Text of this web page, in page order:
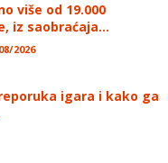
više od 19.000
iz saobraćaja...
2026
igara i kako ga